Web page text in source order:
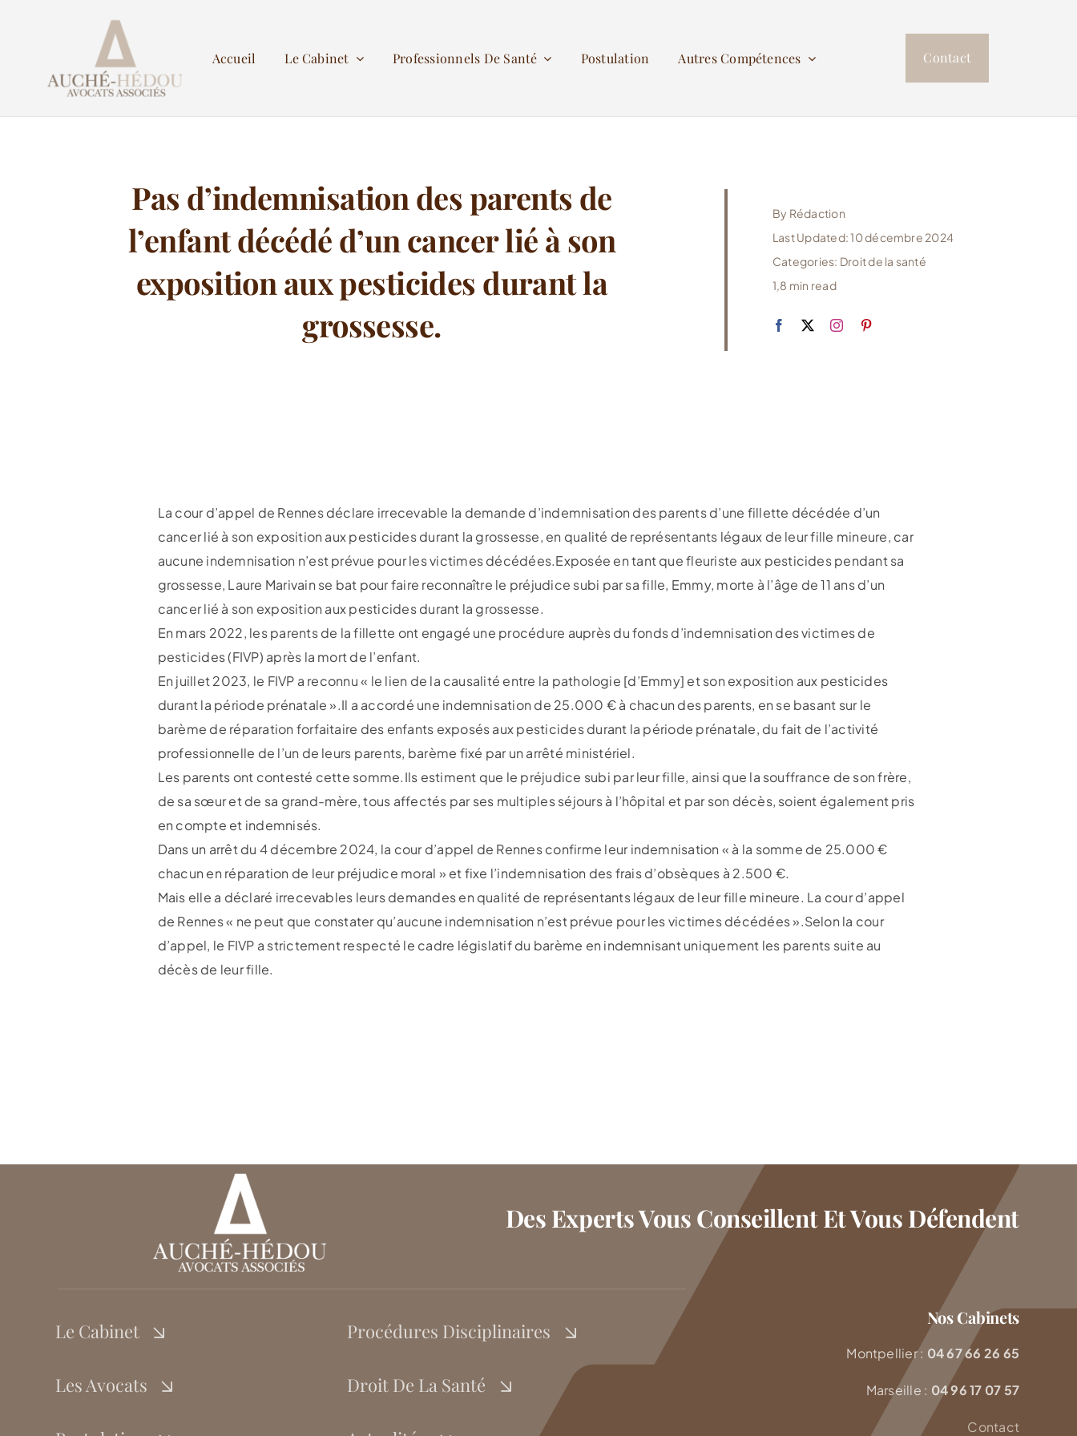
Accueil Le Cabinet Professionnels De Santé Postulation Autres Compétences Contact
Pas d’indemnisation des parents de
l’enfant décédé d’un cancer lié à son
exposition aux pesticides durant la
grossesse.
By Rédaction
Last Updated: 10 décembre 2024
Categories: Droit de la santé
1,8 min read
La cour d’appel de Rennes déclare irrecevable la demande d’indemnisation des parents d’une fillette décédée d’un
cancer lié à son exposition aux pesticides durant la grossesse, en qualité de représentants légaux de leur fille mineure, car
aucune indemnisation n’est prévue pour les victimes décédées.Exposée en tant que fleuriste aux pesticides pendant sa
grossesse, Laure Marivain se bat pour faire reconnaître le préjudice subi par sa fille, Emmy, morte à l’âge de 11 ans d’un
cancer lié à son exposition aux pesticides durant la grossesse.
En mars 2022, les parents de la fillette ont engagé une procédure auprès du fonds d’indemnisation des victimes de
pesticides (FIVP) après la mort de l’enfant.
En juillet 2023, le FIVP a reconnu « le lien de la causalité entre la pathologie [d’Emmy] et son exposition aux pesticides
durant la période prénatale ».Il a accordé une indemnisation de 25.000 € à chacun des parents, en se basant sur le
barème de réparation forfaitaire des enfants exposés aux pesticides durant la période prénatale, du fait de l’activité
professionnelle de l’un de leurs parents, barème fixé par un arrêté ministériel.
Les parents ont contesté cette somme.Ils estiment que le préjudice subi par leur fille, ainsi que la souffrance de son frère,
de sa sœur et de sa grand-mère, tous affectés par ses multiples séjours à l’hôpital et par son décès, soient également pris
en compte et indemnisés.
Dans un arrêt du 4 décembre 2024, la cour d’appel de Rennes confirme leur indemnisation « à la somme de 25.000 €
chacun en réparation de leur préjudice moral » et fixe l’indemnisation des frais d’obsèques à 2.500 €.
Mais elle a déclaré irrecevables leurs demandes en qualité de représentants légaux de leur fille mineure. La cour d’appel
de Rennes « ne peut que constater qu’aucune indemnisation n’est prévue pour les victimes décédées ».Selon la cour
d’appel, le FIVP a strictement respecté le cadre législatif du barème en indemnisant uniquement les parents suite au
décès de leur fille.
Des Experts Vous Conseillent Et Vous Défendent
Le Cabinet
Les Avocats
Procédures Disciplinaires
Droit De La Santé
Nos Cabinets
Montpellier : 04 67 66 26 65
Marseille : 04 96 17 07 57
Contact